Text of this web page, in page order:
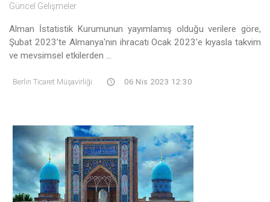
Güncel Gelişmeler
Alman İstatistik Kurumunun yayımlamış olduğu verilere göre,
Şubat 2023’te Almanya'nın ihracatı Ocak 2023'e kıyasla takvim
ve mevsimsel etkilerden ...
Berlin Ticaret Müşavirliği 06 Nis 2023 12:30